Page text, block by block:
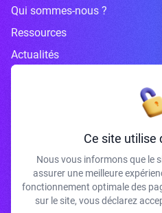
Qui sommes-nous ?
Ressources
Actualités
Inscrivez-vous
J'accepte de recevoir vos e-mails et
votre politique de
Ce site utilise
Nous vous informons que le
assurer une meilleure
fonctionnement optimale des
sur le site, vous déclarez